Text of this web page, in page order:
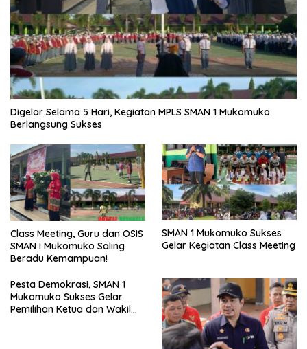
Digelar Selama 5 Hari, Kegiatan MPLS SMAN 1 Mukomuko
Berlangsung Sukses
Class Meeting, Guru dan OSIS
SMAN I Mukomuko Saling
Beradu Kemampuan!
SMAN 1 Mukomuko Sukses
Gelar Kegiatan Class Meeting
Pesta Demokrasi, SMAN 1
Mukomuko Sukses Gelar
Pemilihan Ketua dan Wakil